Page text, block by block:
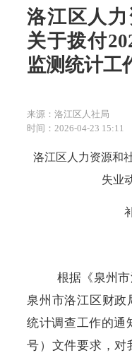
洛江区人
关于拨付
监测统计工
来源：洛江区人社局
时间：2026-04-23 15:11
洛江区人力资源和
失业
根据《泉州
泉州市洛江区财政
统计调查工作的通
号）文件要求，对